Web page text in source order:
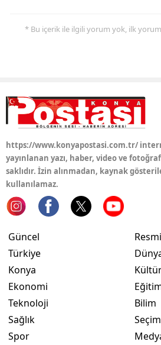
* Bu içerik ile ilgili yorum yok, ilk
https://www.konyapostasi.com.tr/
yayınlanan yazı, haber, video ve
saklıdır. İzin alınmadan, kaynak
kullanılamaz.
Güncel
Türkiye
Konya
Ekonomi
Teknoloji
Sağlık
Spor
Bilim